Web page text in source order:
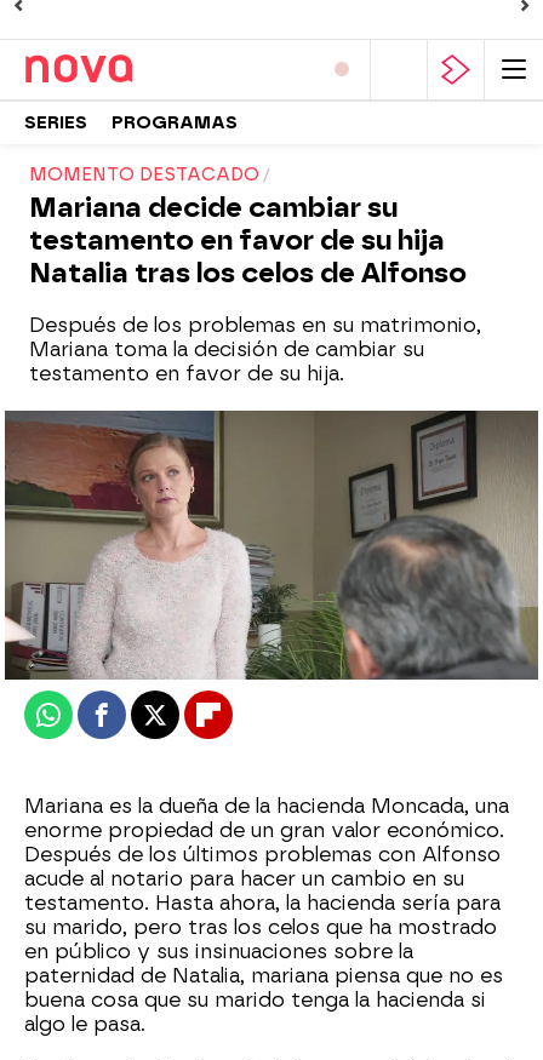
SERIES PROGRAMAS
MOMENTO DESTACADO
Mariana decide cambiar su
testamento en favor de su hija
Natalia tras los celos de Alfonso
Después de los problemas en su matrimonio,
Mariana toma la decisión de cambiar su
testamento en favor de su hija.
Nova
Publicado:13 de enero de 2025, 21:30
WhatsappFacebook
X Flipboard
Mariana es la dueña de la hacienda Moncada, una
enorme propiedad de un gran valor económico.
Después de los últimos problemas con Alfonso
acude al notario para hacer un cambio en su
testamento. Hasta ahora, la hacienda sería para
su marido, pero tras los celos que ha mostrado
en público y sus insinuaciones sobre la
paternidad de Natalia, mariana piensa que no es
buena cosa que su marido tenga la hacienda si
algo le pasa.